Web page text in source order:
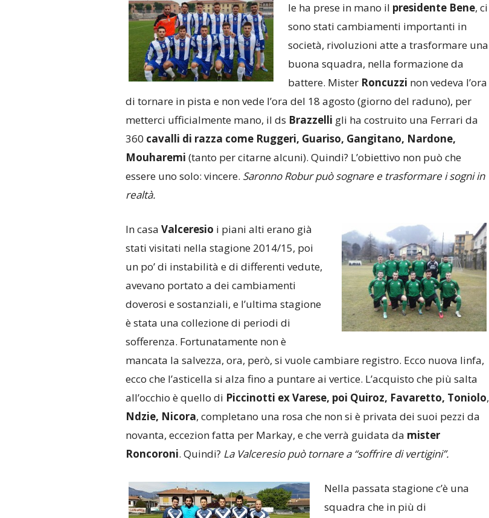
le ha prese in mano il presidente Bene, ci
sono stati cambiamenti importanti in
società, rivoluzioni atte a trasformare una
buona squadra, nella formazione da
battere. Mister Roncuzzi non vedeva l’ora
di tornare in pista e non vede l’ora del 18 agosto (giorno del raduno), per
metterci ufficialmente mano, il ds Brazzelli gli ha costruito una Ferrari da
360 cavalli di razza come Ruggeri, Guariso, Gangitano, Nardone,
Mouharemi (tanto per citarne alcuni). Quindi? L’obiettivo non può che
essere uno solo: vincere. Saronno Robur può sognare e trasformare i sogni in
realtà.
In casa Valceresio i piani alti erano già
stati visitati nella stagione 2014/15, poi
un po’ di instabilità e di differenti vedute,
avevano portato a dei cambiamenti
doverosi e sostanziali, e l’ultima stagione
è stata una collezione di periodi di
sofferenza. Fortunatamente non è
mancata la salvezza, ora, però, si vuole cambiare registro. Ecco nuova linfa,
ecco che l’asticella si alza fino a puntare ai vertice. L’acquisto che più salta
all’occhio è quello di Piccinotti ex Varese, poi Quiroz, Favaretto, Toniolo,
Ndzie, Nicora, completano una rosa che non si è privata dei suoi pezzi da
novanta, eccezion fatta per Markay, e che verrà guidata da mister
Roncoroni. Quindi? La Valceresio può tornare a “soffrire di vertigini”.
Nella passata stagione c’è una
squadra che in più di